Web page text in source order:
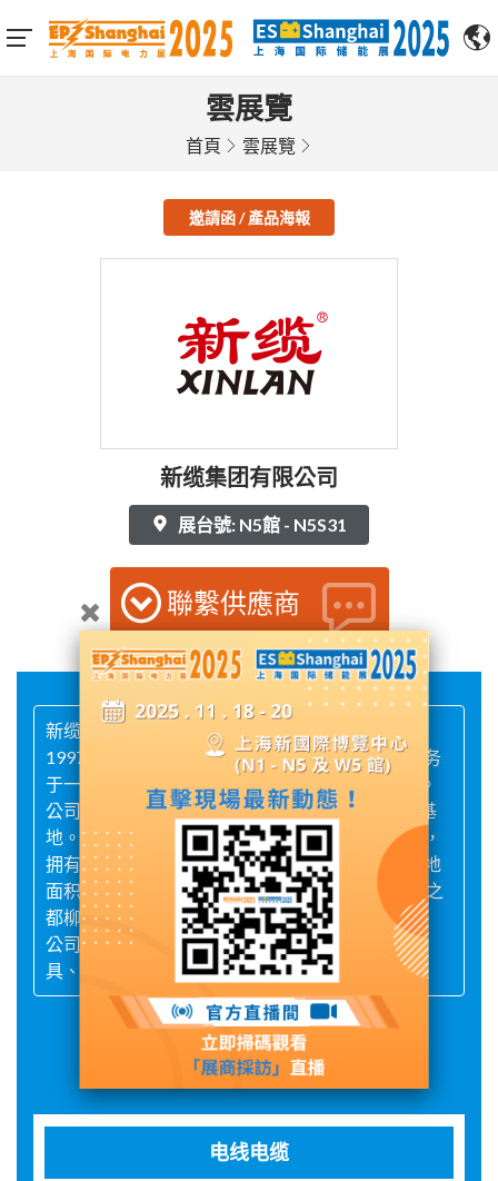
雲展覽
首頁 雲展覽
邀請函 / 產品海報
新缆集团有限公司
展台號: N5館 - N5S31
聯繫供應商
新缆集团是一家全国无区域性企业集团，始创于
1997年，是一家集研发、设计、生产、销售、服务
于一体的现代化大型电线电缆、电缆、附件企业。
公司拥有浙江乐清、嘉兴、上海三个研发、生产基
地。集团总注册资本1.4718亿元，员工1500多人，
拥有8个驻外机构，420多家国内经销单位，总占地
面积210000，总部位于极负盛名的中国电器制造之
都柳市。
公司生产的主导产品有高低压电线电缆、电力金
具、热缩电
展品詳情
电线电缆